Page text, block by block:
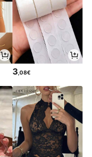
3 ,08€